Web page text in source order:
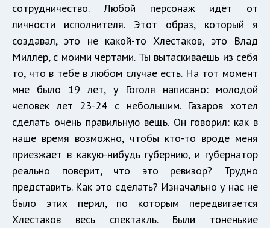
сотрудничество. Любой персонаж идёт от
личности исполнителя. Этот образ, который я
создавал, это не какой-то Хлестаков, это Влад
Миллер, с моими чертами. Ты вытаскиваешь из себя
то, что в тебе в любом случае есть. На тот момент
мне было 19 лет, у Гоголя написано: молодой
человек лет 23-24 с небольшим. Газаров хотел
сделать очень правильную вещь. Он говорил: как в
наше время возможно, чтобы кто-то вроде меня
приезжает в какую-нибудь губернию, и губернатор
реально поверит, что это ревизор? Трудно
представить. Как это сделать? Изначально у нас не
было этих перил, по которым передвигается
Хлестаков весь спектакль. Были тоненькие